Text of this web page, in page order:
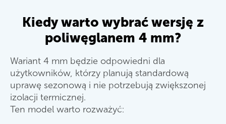
Kiedy warto wybrać wersję z
poliwęglanem 4 mm?
Wariant 4 mm będzie odpowiedni dla
użytkowników, którzy planują standardową
uprawę sezonową i nie potrzebują zwiększonej
izolacji termicznej.
Ten model warto rozważyć: